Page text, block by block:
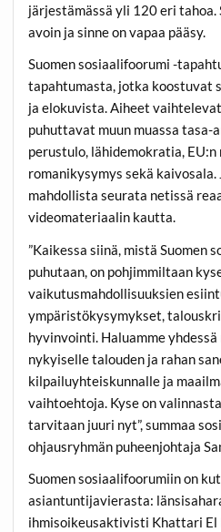
järjestämässä yli 120 eri
avoin ja sinne on vapaa pääsy.
Suomen sosiaalifoorumi -
tapahtumasta, jotka koostuvat
ja elokuvista. Aiheet
puhuttavat muun muassa
perustulo, lähidemokratia,
romanikysymys sekä
mahdollista seurata netissä
videomateriaalin kautta.
”Kaikessa siinä, mistä Suomen
puhutaan, on pohjimmiltaan
vaikutusmahdollisuuksien
ympäristökysymykset,
hyvinvointi. Haluamme
nykyiselle talouden ja rahan
kilpailuyhteiskunnalle ja
vaihtoehtoja. Kyse on
tarvitaan juuri nyt”, summaa
ohjausryhmän puheenjohtaja
Suomen sosiaalifoorumiin on
asiantuntijavierasta:
ihmisoikeusaktivisti Khattari El